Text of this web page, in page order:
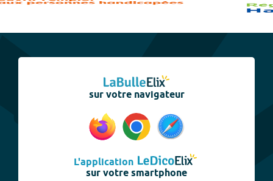
sur votre navigateur
L'application
sur votre smartphone